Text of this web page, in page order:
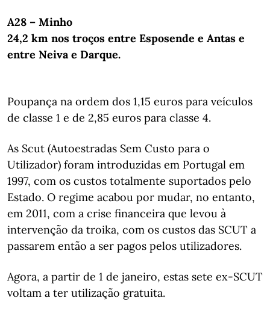
A28 – Minho
24,2 km nos troços entre Esposende e Antas e
entre Neiva e Darque.
Poupança na ordem dos 1,15 euros para veículos
de classe 1 e de 2,85 euros para classe 4.
As Scut (Autoestradas Sem Custo para o
Utilizador) foram introduzidas em Portugal em
1997, com os custos totalmente suportados pelo
Estado. O regime acabou por mudar, no entanto,
em 2011, com a crise financeira que levou à
intervenção da troika, com os custos das SCUT a
passarem então a ser pagos pelos utilizadores.
Agora, a partir de 1 de janeiro, estas sete ex-SCUT
voltam a ter utilização gratuita.